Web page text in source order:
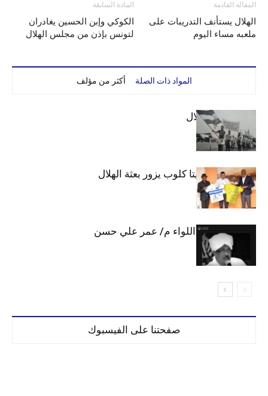
المادة السابقة
الكوكي وإبن الحسين يغادران
لتونس بإذن من مجلس الهلال
المقالة القادمة
الهلال يستأنف التدريبات على
ملعبه مساء اليوم
المواد ذات الصلة أكثر من مؤلف
الهلال والاستقلال
وفد رفيع من فيتا كلوب يزور بعثة الهلال
الهلال يحتسب اللواء م/ عمر علي حسن
صفحتنا على الفيسبوك